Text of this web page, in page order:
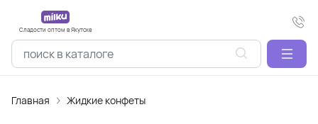
Сладости оптом в Якутске
Главная Жидкие конфеты